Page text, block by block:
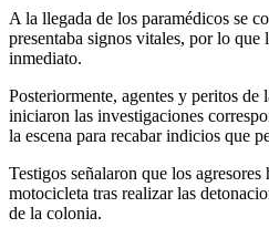
A la llegada de los paramédicos se
presentaba signos vitales, por lo que
inmediato.
Posteriormente, agentes y peritos
iniciaron las investigaciones
la escena para recabar indicios que
Testigos señalaron que los
motocicleta tras realizar las
de la colonia.